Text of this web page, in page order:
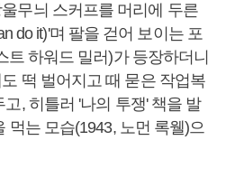
무늬 스커프를 머리에 두른
do it)'며 팔을 걷어 보이는 포
트 하워드 밀러)가 등장하더니
떡 벌어지고 때 묻은 작업복
, 히틀러 '나의 투쟁' 책을 발
먹는 모습(1943, 노먼 록웰)으